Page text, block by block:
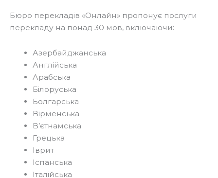
Бюро перекладів «Онлайн» пропонує послуги
перекладу на понад 30 мов, включаючи:
Азербайджанська
Англійська
Арабська
Білоруська
Болгарська
Вірменська
В’єтнамська
Грецька
Іврит
Іспанська
Італійська